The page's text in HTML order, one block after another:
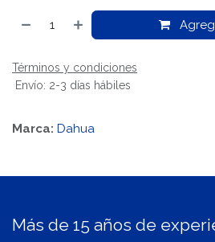
Términos y condiciones
Envío: 2-3 días hábiles
Marca: Dahua
Más de 15 años de